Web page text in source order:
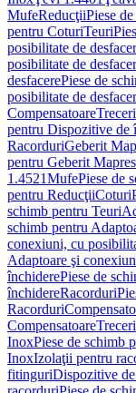
MufeReducţiiPiese
pentru CoturiTeuri
posibilitate de
posibilitate de
desfacerePiese de
posibilitate de
CompensatoareTreceri
pentru Dispozitive de
RacorduriGeberit
pentru Geberit
1.4521MufePiese de
pentru ReducţiiCoturi
schimb pentru Teuri
schimb pentru
conexiuni, cu
Adaptoare şi
închiderePiese de
închidereRacorduri
Racorduri
CompensatoareTreceri
InoxPiese de schimb
InoxIzolaţii pentru
fitinguriDispozitive